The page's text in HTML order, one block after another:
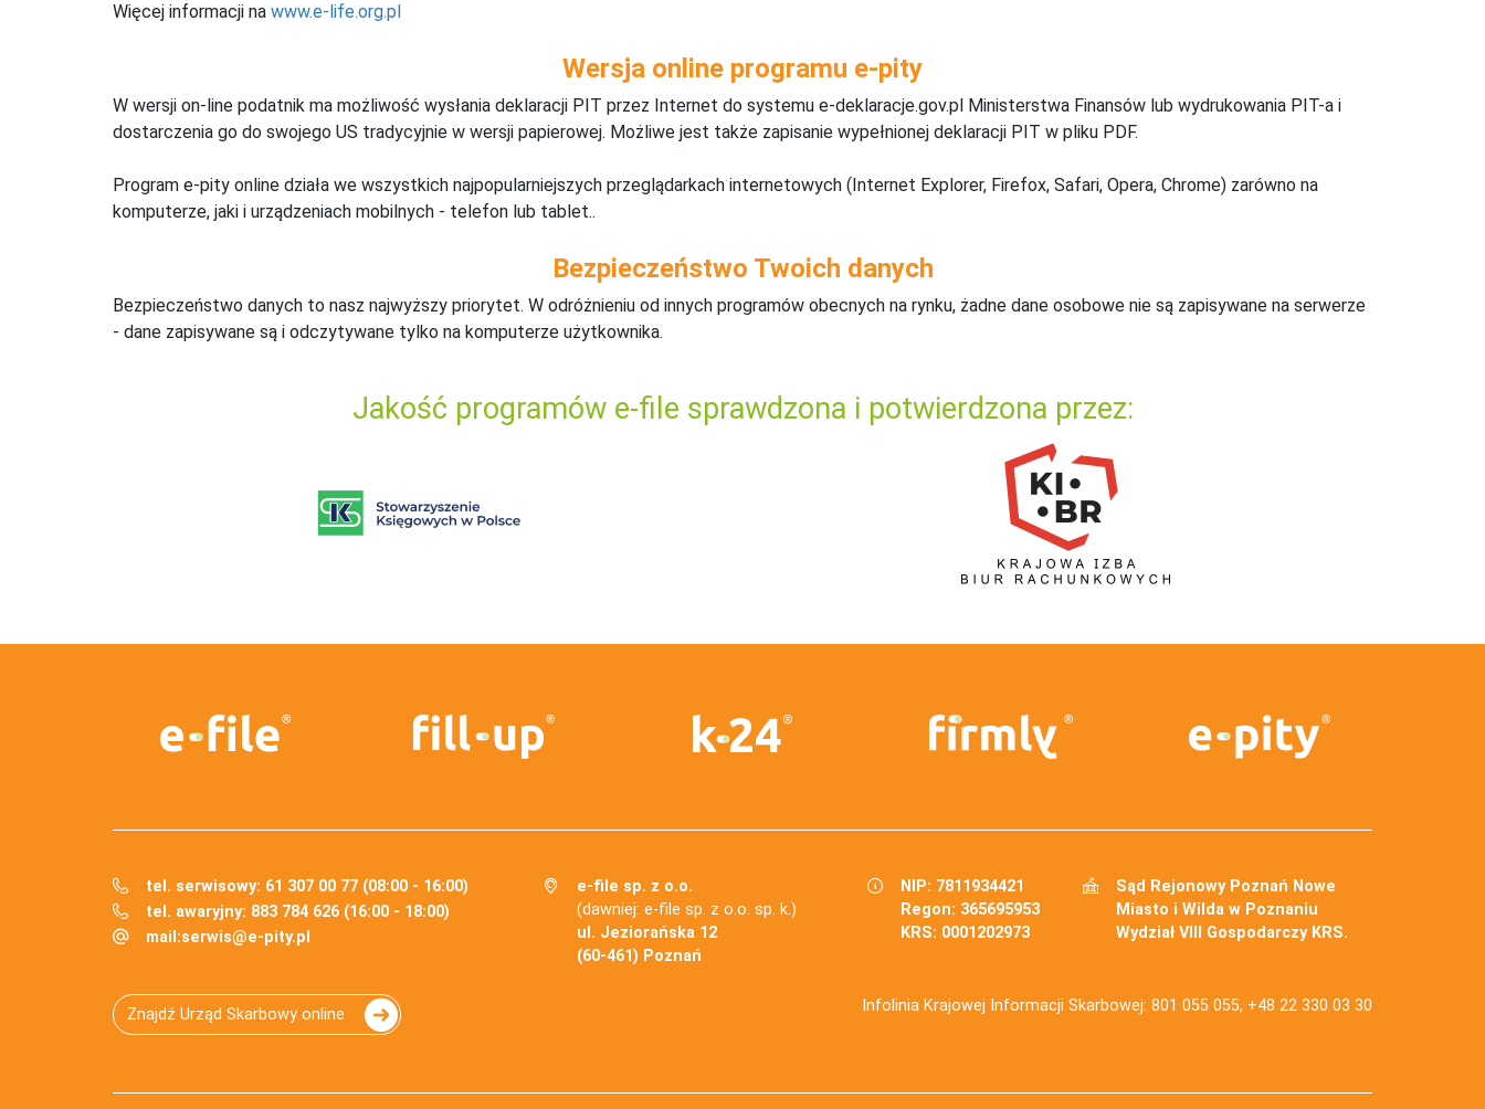
Więcej informacji na www.e-life.org.pl
Wersja online programu e-pity
W wersji on-line podatnik ma możliwość wysłania deklaracji PIT przez Internet do systemu e-deklaracje.gov.pl Ministerstwa Finansów lub wydrukowania PIT-a i
dostarczenia go do swojego US tradycyjnie w wersji papierowej. Możliwe jest także zapisanie wypełnionej deklaracji PIT w pliku PDF.
Program e-pity online działa we wszystkich najpopularniejszych przeglądarkach internetowych (Internet Explorer, Firefox, Safari, Opera, Chrome) zarówno na
komputerze, jaki i urządzeniach mobilnych - telefon lub tablet..
Bezpieczeństwo Twoich danych
Bezpieczeństwo danych to nasz najwyższy priorytet. W odróżnieniu od innych programów obecnych na rynku, żadne dane osobowe nie są zapisywane na serwerze
- dane zapisywane są i odczytywane tylko na komputerze użytkownika.
Jakość programów e-file sprawdzona i potwierdzona przez:
tel. serwisowy: 61 307 00 77 (08:00 - 16:00)
tel. awaryjny: 883 784 626 (16:00 - 18:00)
mail:serwis@e-pity.pl
e-file sp. z o.o.
(dawniej: e-file sp. z o.o. sp. k.)
ul. Jeziorańska 12
(60-461) Poznań
NIP: 7811934421
Regon: 365695953
KRS: 0001202973
Sąd Rejonowy Poznań Nowe
Miasto i Wilda w Poznaniu
Wydział VIII Gospodarczy KRS.
Znajdź Urząd Skarbowy online Infolinia Krajowej Informacji Skarbowej: 801 055 055, +48 22 330 03 30